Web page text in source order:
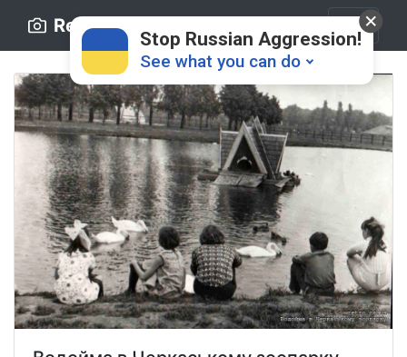
Retro.ck.ua
Stop Russian Aggression!
See what you can do
Donate 💸
Support Ukraine ❤